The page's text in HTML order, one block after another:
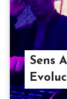
Sens